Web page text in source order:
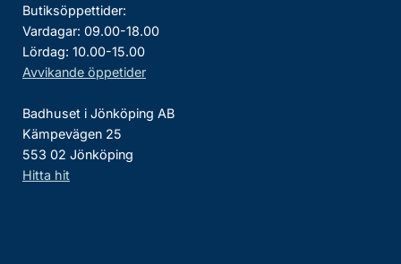
Butiksöppettider:
Vardagar: 09.00-18.00
Lördag: 10.00-15.00
Avvikande öppetider
Badhuset i Jönköping AB
Kämpevägen 25
553 02 Jönköping
Hitta hit